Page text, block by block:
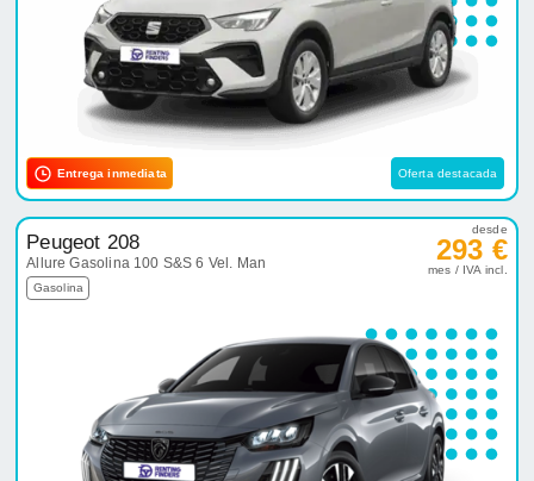
Entrega inmediata Oferta destacada
Peugeot 208
Allure Gasolina 100 S&S 6 Vel. Man
Gasolina
desde
293 €
mes / IVA incl.